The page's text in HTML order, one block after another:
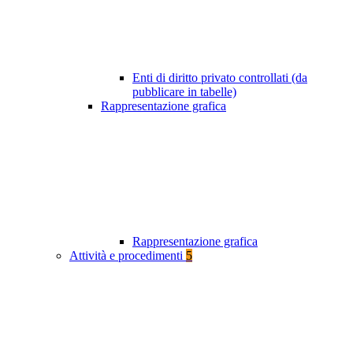
Enti di diritto privato controllati (da
pubblicare in tabelle)
Rappresentazione grafica
Rappresentazione grafica
Attività e procedimenti 5